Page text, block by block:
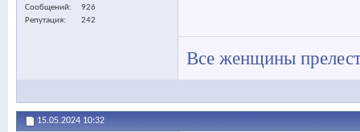
Сообщений
926
Репутация
242
Все женщины
15.05.2024 10:32